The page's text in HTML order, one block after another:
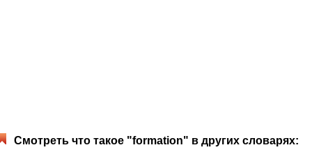
Смотреть что такое "formation" в других словарях: